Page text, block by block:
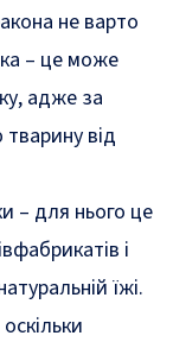
не варто
– це може
адже за
від
– для нього це
і
їжі.